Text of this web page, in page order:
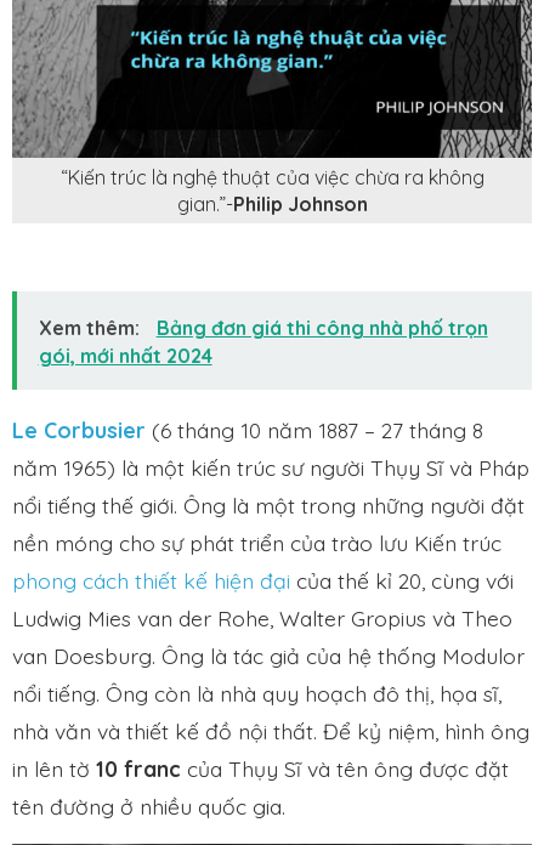
“Kiến trúc là nghệ thuật của việc chừa ra không
gian.”-Philip Johnson
Xem thêm:
Bảng đơn giá thi công nhà phố trọn
gói, mới nhất 2024
Le Corbusier (6 tháng 10 năm 1887 – 27 tháng 8
năm 1965) là một kiến trúc sư người Thụy Sĩ và Pháp
nổi tiếng thế giới. Ông là một trong những người đặt
nền móng cho sự phát triển của trào lưu Kiến trúc
phong cách thiết kế hiện đại của thế kỉ 20, cùng với
Ludwig Mies van der Rohe, Walter Gropius và Theo
van Doesburg. Ông là tác giả của hệ thống Modulor
nổi tiếng. Ông còn là nhà quy hoạch đô thị, họa sĩ,
nhà văn và thiết kế đồ nội thất. Để kỷ niệm, hình ông
in lên tờ 10 franc của Thụy Sĩ và tên ông được đặt
tên đường ở nhiều quốc gia.